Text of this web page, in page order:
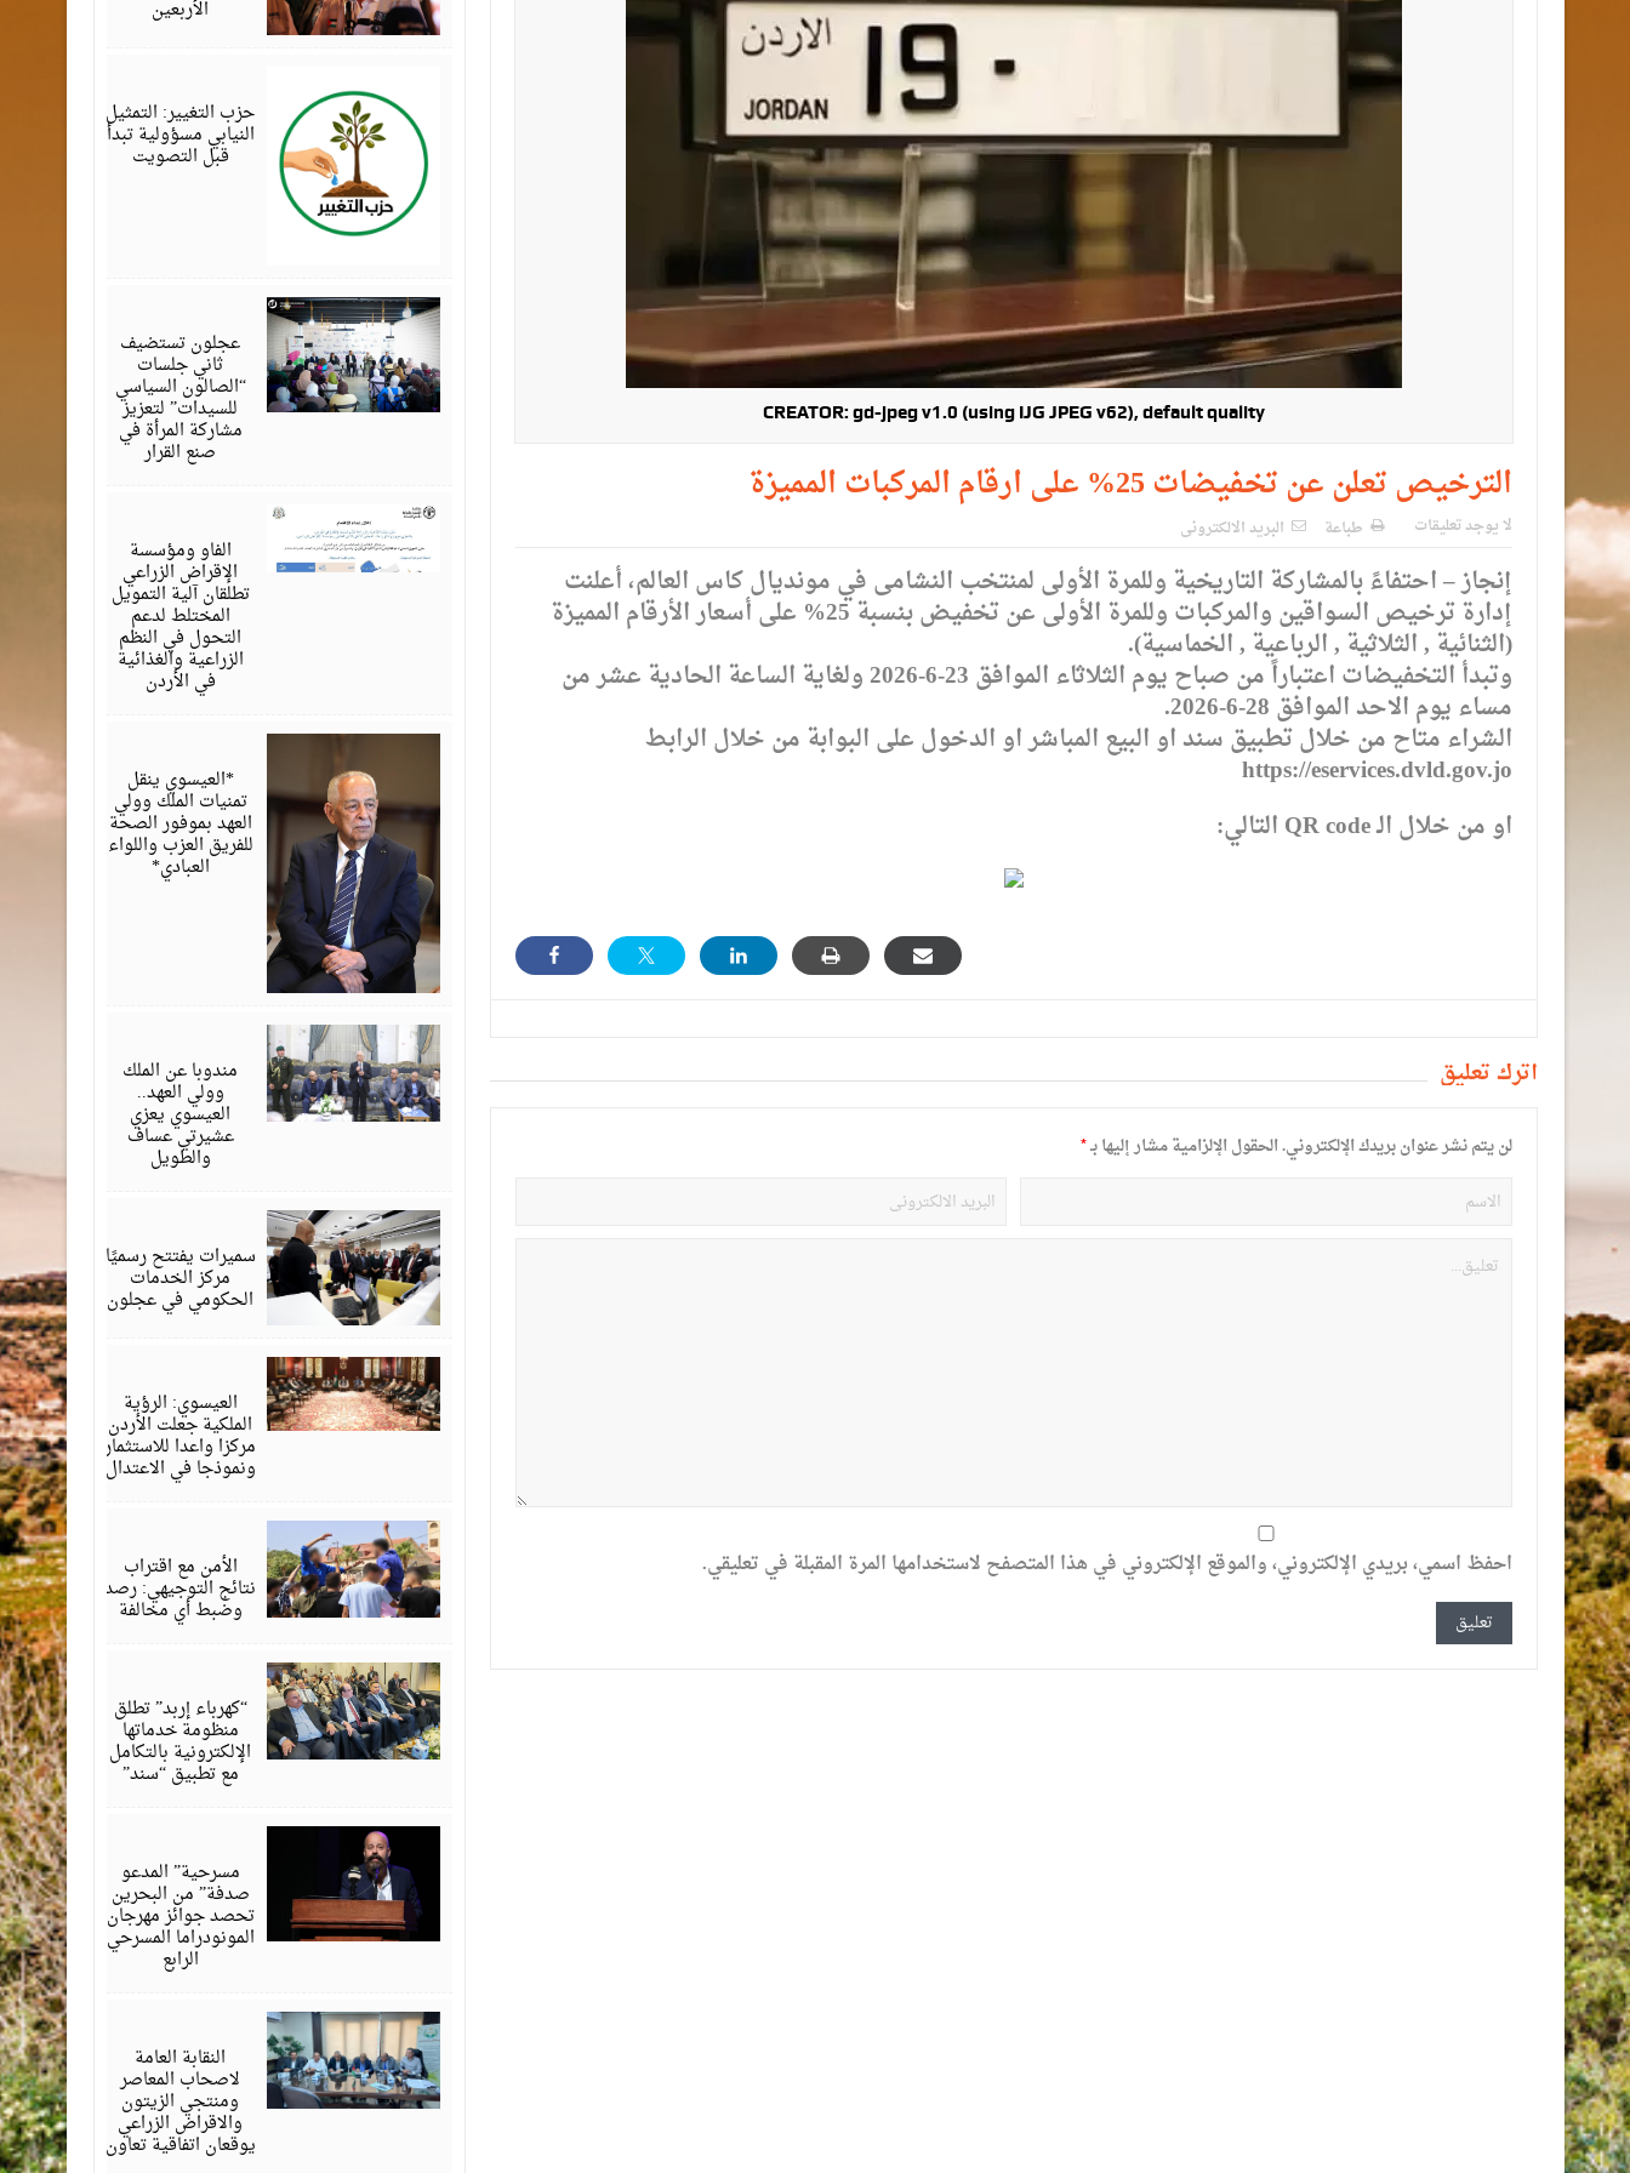
CREATOR: gd-jpeg v1.0 (using IJG JPEG v62), default quality
الترخيص تعلن عن تخفيضات 25% على ارقام المركبات المميزة
لا يوجد تعليقات طباعة البريد الالكترونى
إنجاز – احتفاءً بالمشاركة التاريخية وللمرة الأولى لمنتخب النشامى في مونديال كاس العالم، أعلنت
إدارة ترخيص السواقين والمركبات وللمرة الأولى عن تخفيض بنسبة 25% على أسعار الأرقام المميزة
(الثنائية , الثلاثية , الرباعية , الخماسية).
وتبدأ التخفيضات اعتباراً من صباح يوم الثلاثاء الموافق 23-6-2026 ولغاية الساعة الحادية عشر من
مساء يوم الاحد الموافق 28-6-2026.
الشراء متاح من خلال تطبيق سند او البيع المباشر او الدخول على البوابة من خلال الرابط
https://eservices.dvld.gov.jo
او من خلال الـ QR code التالي:
أترك تعليق
لن يتم نشر عنوان بريدك الإلكتروني.الحقول الإلزامية مشار إليها بـ*
احفظ اسمي، بريدي الإلكتروني، والموقع الإلكتروني في هذا المتصفح لاستخدامها المرة المقبلة في تعليقي.
الأربعين
حزب التغيير: التمثيل
النيابي مسؤولية تبدأ
قبل التصويت
عجلون تستضيف
ثاني جلسات
“الصالون السياسي
للسيدات” لتعزيز
مشاركة المرأة في
صنع القرار
الفاو ومؤسسة
الإقراض الزراعي
تطلقان آلية التمويل
المختلط لدعم
التحول في النظم
الزراعية والغذائية
في الأردن
*العيسوي ينقل
تمنيات الملك وولي
العهد بموفور الصحة
للفريق العزب واللواء
العبادي*
مندوبا عن الملك
وولي العهد..
العيسوي يعزي
عشيرتي عساف
والطويل
سميرات يفتتح رسميًا
مركز الخدمات
الحكومي في عجلون
العيسوي: الرؤية
الملكية جعلت الأردن
مركزا واعدا للاستثمار
ونموذجا في الاعتدال
أغسطس
2026
الأمن مع اقتراب
نتائج التوجيهي: رصد
وضبط أي مخالفة
أغسطس
2026
“كهرباء إربد” تطلق
منظومة خدماتها
الإلكترونية بالتكامل
مع تطبيق “سند”
أغسطس
2026
مسرحية” المدعو
صدفة” من البحرين
تحصد جوائز مهرجان
المونودراما المسرحي
الرابع
أغسطس
2026
النقابة العامة
لاصحاب المعاصر
ومنتجي الزيتون
والاقراض الزراعي
يوقعان اتفاقية تعاون
أغسطس
2026